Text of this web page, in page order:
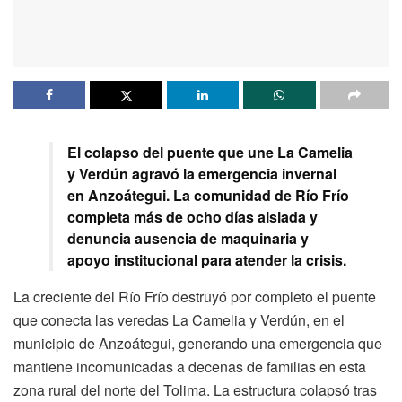
El colapso del puente que une La Camelia
y Verdún agravó la emergencia invernal
en Anzoátegui. La comunidad de Río Frío
completa más de ocho días aislada y
denuncia ausencia de maquinaria y
apoyo institucional para atender la crisis.
La creciente del Río Frío destruyó por completo el puente
que conecta las veredas La Camelia y Verdún, en el
municipio de Anzoátegui, generando una emergencia que
mantiene incomunicadas a decenas de familias en esta
zona rural del norte del Tolima. La estructura colapsó tras